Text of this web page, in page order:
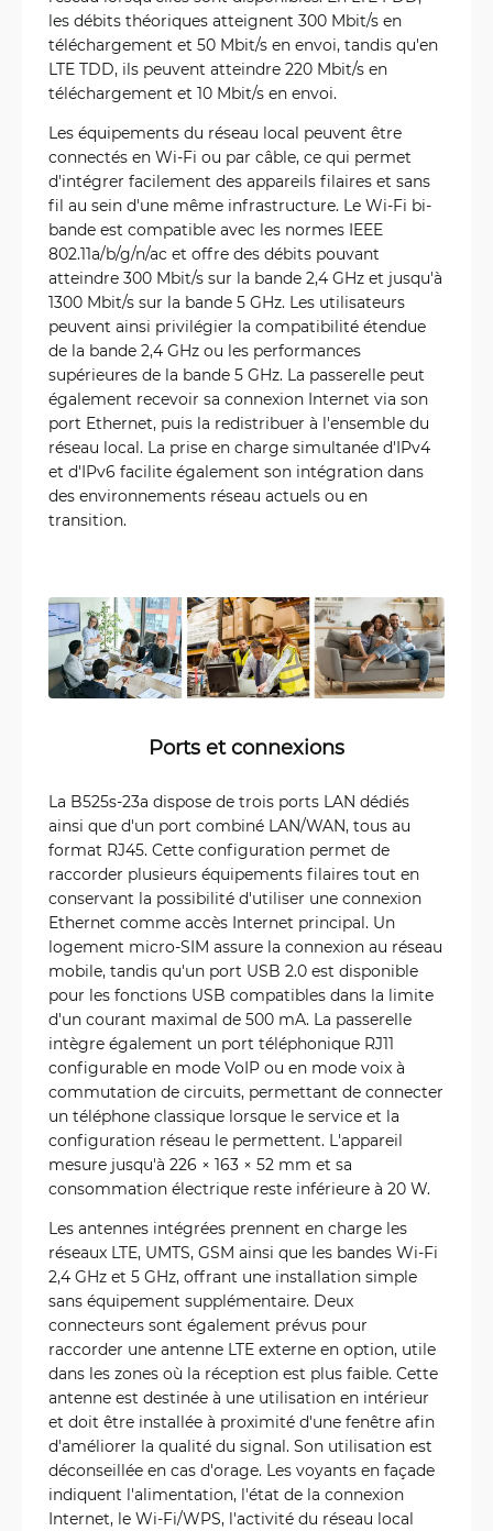
les débits théoriques atteignent 300 Mbit/s en
téléchargement et 50 Mbit/s en envoi, tandis qu'en
LTE TDD, ils peuvent atteindre 220 Mbit/s en
téléchargement et 10 Mbit/s en envoi.
Les équipements du réseau local peuvent être
connectés en Wi-Fi ou par câble, ce qui permet
d'intégrer facilement des appareils filaires et sans
fil au sein d'une même infrastructure. Le Wi-Fi bi-
bande est compatible avec les normes IEEE
802.11a/b/g/n/ac et offre des débits pouvant
atteindre 300 Mbit/s sur la bande 2,4 GHz et jusqu'à
1300 Mbit/s sur la bande 5 GHz. Les utilisateurs
peuvent ainsi privilégier la compatibilité étendue
de la bande 2,4 GHz ou les performances
supérieures de la bande 5 GHz. La passerelle peut
également recevoir sa connexion Internet via son
port Ethernet, puis la redistribuer à l'ensemble du
réseau local. La prise en charge simultanée d'IPv4
et d'IPv6 facilite également son intégration dans
des environnements réseau actuels ou en
transition.
Ports et connexions
La B525s-23a dispose de trois ports LAN dédiés
ainsi que d'un port combiné LAN/WAN, tous au
format RJ45. Cette configuration permet de
raccorder plusieurs équipements filaires tout en
conservant la possibilité d'utiliser une connexion
Ethernet comme accès Internet principal. Un
logement micro-SIM assure la connexion au réseau
mobile, tandis qu'un port USB 2.0 est disponible
pour les fonctions USB compatibles dans la limite
d'un courant maximal de 500 mA. La passerelle
intègre également un port téléphonique RJ11
configurable en mode VoIP ou en mode voix à
commutation de circuits, permettant de connecter
un téléphone classique lorsque le service et la
configuration réseau le permettent. L'appareil
mesure jusqu'à 226 × 163 × 52 mm et sa
consommation électrique reste inférieure à 20 W.
Les antennes intégrées prennent en charge les
réseaux LTE, UMTS, GSM ainsi que les bandes Wi-Fi
2,4 GHz et 5 GHz, offrant une installation simple
sans équipement supplémentaire. Deux
connecteurs sont également prévus pour
raccorder une antenne LTE externe en option, utile
dans les zones où la réception est plus faible. Cette
antenne est destinée à une utilisation en intérieur
et doit être installée à proximité d'une fenêtre afin
d'améliorer la qualité du signal. Son utilisation est
déconseillée en cas d'orage. Les voyants en façade
indiquent l'alimentation, l'état de la connexion
Internet, le Wi-Fi/WPS, l'activité du réseau local